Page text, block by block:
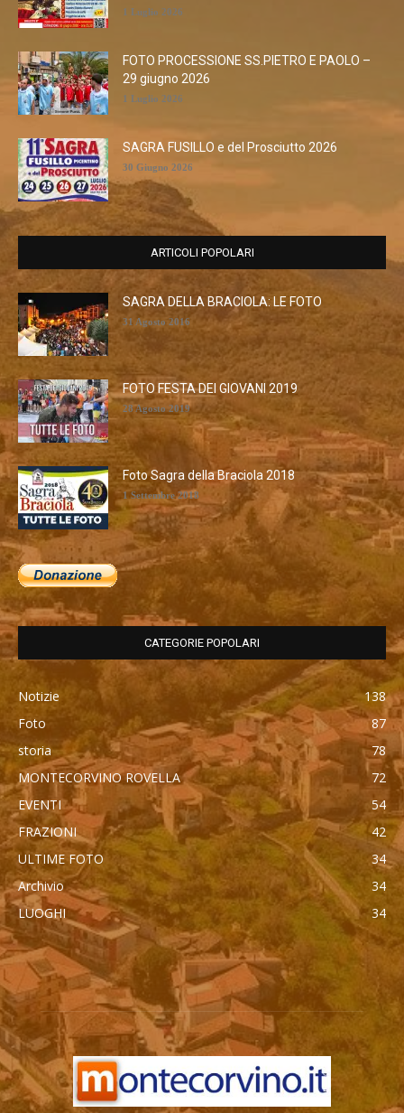
1 Luglio 2026
FOTO PROCESSIONE SS.PIETRO E PAOLO –
29 giugno 2026
1 Luglio 2026
SAGRA FUSILLO e del Prosciutto 2026
30 Giugno 2026
ARTICOLI POPOLARI
SAGRA DELLA BRACIOLA: LE FOTO
31 Agosto 2016
FOTO FESTA DEI GIOVANI 2019
28 Agosto 2019
Foto Sagra della Braciola 2018
1 Settembre 2018
CATEGORIE POPOLARI
Notizie
138
Foto
87
storia
78
MONTECORVINO ROVELLA
72
EVENTI
54
FRAZIONI
42
ULTIME FOTO
34
Archivio
34
LUOGHI
34
автоновости
Mercedes Maybach GLS 600
Cadillac Escalade IQ 2026
Toyota Corolla Cross
Android Auto